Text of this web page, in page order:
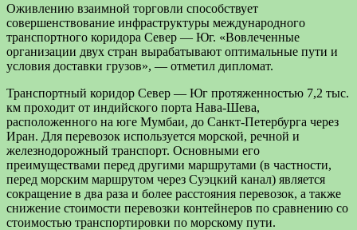
Оживлению взаимной торговли способствует
совершенствование инфраструктуры международного
транспортного коридора Север — Юг. «Вовлеченные
организации двух стран вырабатывают оптимальные пути и
условия доставки грузов», — отметил дипломат.
Транспортный коридор Север — Юг протяженностью 7,2 тыс.
км проходит от индийского порта Нава-Шева,
расположенного на юге Мумбаи, до Санкт-Петербурга через
Иран. Для перевозок используется морской, речной и
железнодорожный транспорт. Основными его
преимуществами перед другими маршрутами (в частности,
перед морским маршрутом через Суэцкий канал) является
сокращение в два раза и более расстояния перевозок, а также
снижение стоимости перевозки контейнеров по сравнению со
стоимостью транспортировки по морскому пути.